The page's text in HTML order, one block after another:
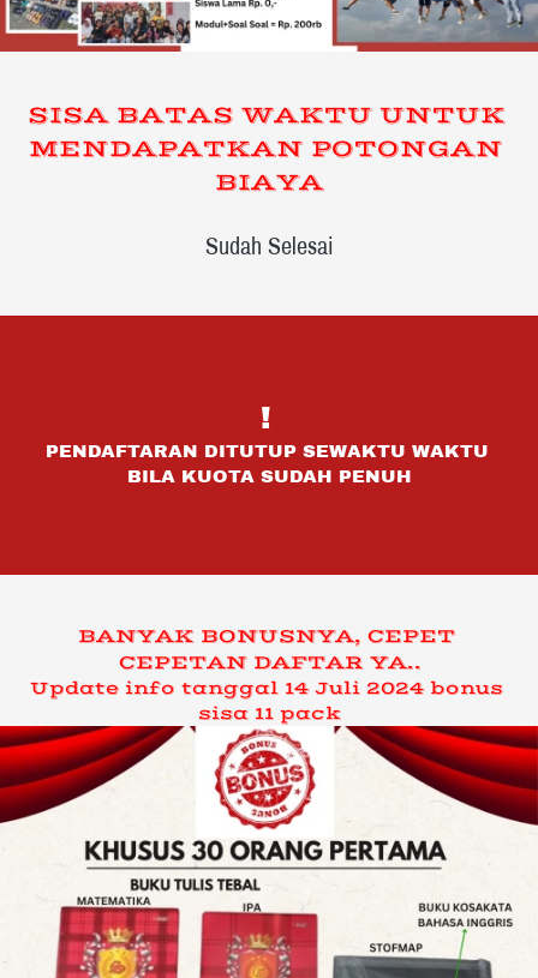
SISA BATAS WAKTU UNTUK
MENDAPATKAN POTONGAN
BIAYA
Sudah Selesai
!
PENDAFTARAN DITUTUP SEWAKTU WAKTU
BILA KUOTA SUDAH PENUH
BANYAK BONUSNYA, CEPET
CEPETAN DAFTAR YA..
Update info tanggal 14 Juli 2024 bonus
sisa 11 pack